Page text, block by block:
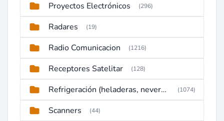
Proyectos Electrónicos (296)
Radares (19)
Radio Comunicacion (1216)
Receptores Satelitar (128)
Refrigeración (heladeras, neveras, congeladores) (1074)
Scanners (44)